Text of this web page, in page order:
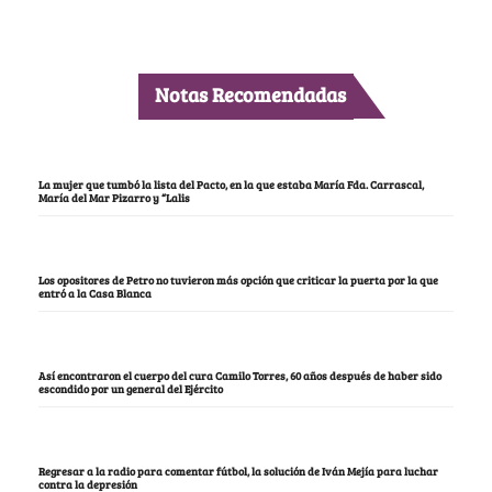
Notas Recomendadas
La mujer que tumbó la lista del Pacto, en la que estaba María Fda. Carrascal,
María del Mar Pizarro y “Lalis
Los opositores de Petro no tuvieron más opción que criticar la puerta por la que
entró a la Casa Blanca
Así encontraron el cuerpo del cura Camilo Torres, 60 años después de haber sido
escondido por un general del Ejército
Regresar a la radio para comentar fútbol, la solución de Iván Mejía para luchar
contra la depresión